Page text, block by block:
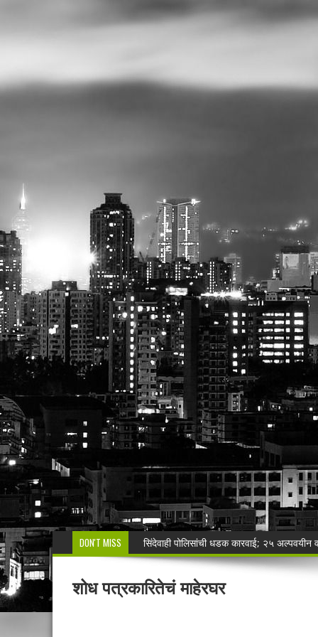
DON'T MISS
🚨 एकाच नंबरवर दोन हायवा; एकाच ई-टीपीवर
शेगाव पोलीस यांचा गर्भपात प्रकरणातील बोगस डॉ.
मनसेच्या तालुका अध्यक्षा कल्पना पोतर्लावार यांनी
वरोरा येथे कारगिल विजयदीन साजरा Kargil
🚨 धडाकेबाज कारवाई! LCBच्या थरारक
शोध पत्रकारितेचं माहेरघर